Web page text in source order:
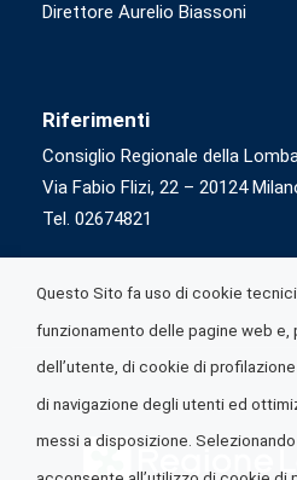
Direttore Aurelio Biassoni
Riferimenti
Consiglio Regionale della
Via Fabio Flizi, 22 – 20124
Tel. 02674821
Questo Sito fa uso di cookie
funzionamento delle pagine web
dell’utente, di cookie di
di navigazione degli utenti ed
messi a disposizione.